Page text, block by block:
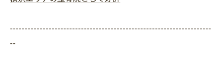
--------------------------------------------------------------------
--